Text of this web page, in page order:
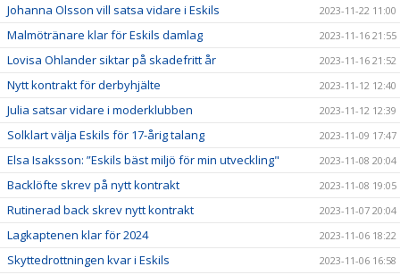
Johanna Olsson vill satsa vidare i Eskils 2023-11-22 11:00
Malmötränare klar för Eskils damlag 2023-11-16 21:55
Lovisa Ohlander siktar på skadefritt år 2023-11-16 21:52
Nytt kontrakt för derbyhjälte 2023-11-12 12:40
Julia satsar vidare i moderklubben 2023-11-12 12:39
Solklart välja Eskils för 17-årig talang 2023-11-09 17:47
Elsa Isaksson: ”Eskils bäst miljö för min utveckling" 2023-11-08 20:04
Backlöfte skrev på nytt kontrakt 2023-11-08 19:05
Rutinerad back skrev nytt kontrakt 2023-11-07 20:04
Lagkaptenen klar för 2024 2023-11-06 18:22
Skyttedrottningen kvar i Eskils 2023-11-06 16:58